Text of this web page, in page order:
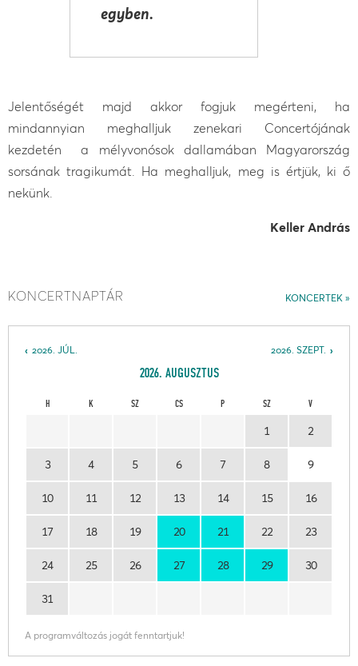
egyben.
Jelentőségét majd akkor fogjuk megérteni, ha
mindannyian meghalljuk zenekari Concertójának
kezdetén a mélyvonósok dallamában Magyarország
sorsának tragikumát. Ha meghalljuk, meg is értjük, ki ő
nekünk.
Keller András
KONCERTEK
KONCERTNAPTÁR
2026. SZEPT.
2026. JÚL.
2026. AUGUSZTUS
H K SZ CS P SZ V
1 2
3 4 5 6 7 8 9
10 11 12 13 14 15 16
17 18 19 20 21 22 23
24 25 26 27 28 29 30
31
A programváltozás jogát fenntartjuk!